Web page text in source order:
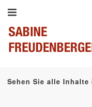
Sehen Sie alle